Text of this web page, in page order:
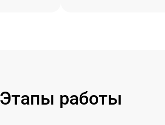
Этапы работы